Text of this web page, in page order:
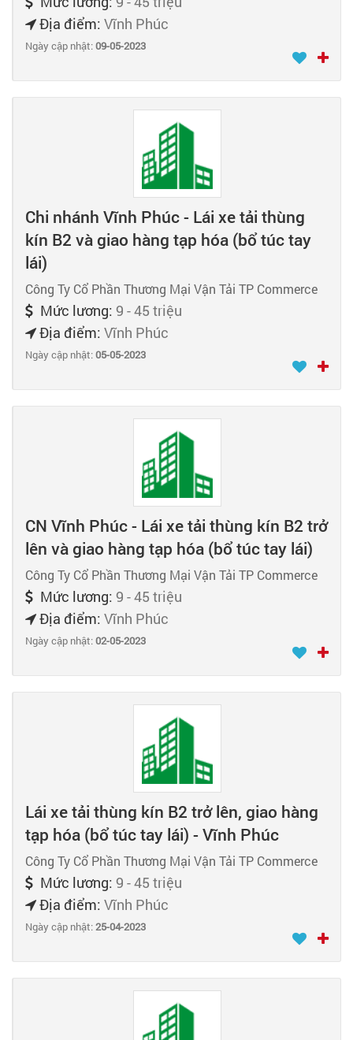
Địa điểm: Vĩnh Phúc
Ngày cập nhật:09-05-2023
Chi nhánh Vĩnh Phúc - Lái xe tải thùng
kín B2 và giao hàng tạp hóa (bổ túc tay
lái)
Công Ty Cổ Phần Thương Mại Vận Tải TP Commerce
Mức lương: 9 - 45 triệu
Địa điểm: Vĩnh Phúc
Ngày cập nhật:05-05-2023
CN Vĩnh Phúc - Lái xe tải thùng kín B2 trở
lên và giao hàng tạp hóa (bổ túc tay lái)
Công Ty Cổ Phần Thương Mại Vận Tải TP Commerce
Mức lương: 9 - 45 triệu
Địa điểm: Vĩnh Phúc
Ngày cập nhật:02-05-2023
Lái xe tải thùng kín B2 trở lên, giao hàng
tạp hóa (bổ túc tay lái) - Vĩnh Phúc
Công Ty Cổ Phần Thương Mại Vận Tải TP Commerce
Mức lương: 9 - 45 triệu
Địa điểm: Vĩnh Phúc
Ngày cập nhật:25-04-2023